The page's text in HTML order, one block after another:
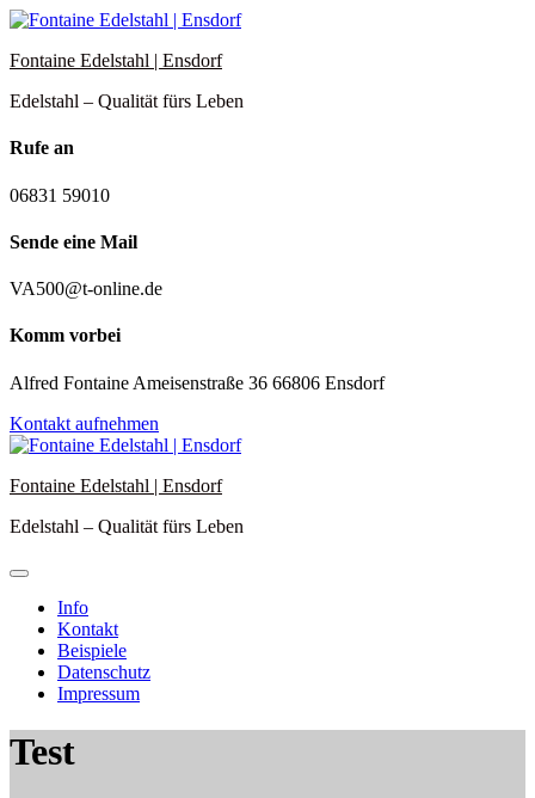
Zum
springen
Fontaine Edelstahl | Ensdorf
Edelstahl – Qualität fürs Leben
Rufe an
06831 59010
Sende eine Mail
VA500@t-online.de
Komm vorbei
Alfred Fontaine Ameisenstraße 36 66806 Ensdorf
Kontakt aufnehmen
Fontaine Edelstahl | Ensdorf
Edelstahl – Qualität fürs Leben
Info
Kontakt
Beispiele
Datenschutz
Impressum
Test